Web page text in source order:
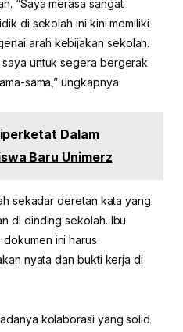
“Saya merasa sangat
di sekolah ini kini memiliki
arah kebijakan sekolah.
untuk segera bergerak
sama,” ungkapnya.
Dalam
Baru Unimerz
sekadar deretan kata yang
di dinding sekolah. Ibu
ini harus
nyata dan bukti kerja di
kolaborasi yang solid